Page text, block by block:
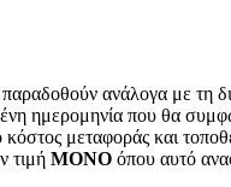
ανάλογα με τη
ημερομηνία που θα
κόστος μεταφοράς και
τιμή MONO όπου αυτό